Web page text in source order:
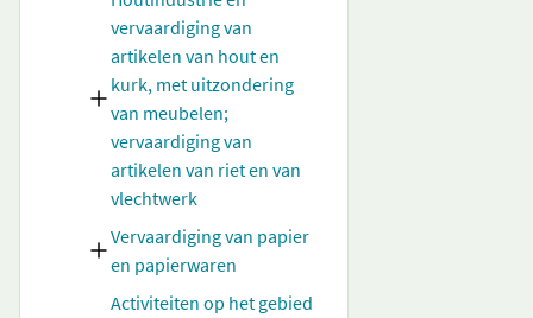
vervaardiging van
artikelen van hout en
kurk, met uitzondering
van meubelen;
vervaardiging van
artikelen van riet en van
vlechtwerk
Vervaardiging van papier
en papierwaren
Activiteiten op het gebied